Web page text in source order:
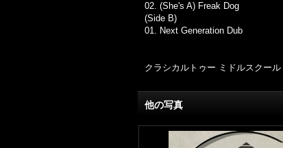
02. (She's A) Freak Dog
(Side B)
01. Next Generation Dub
クラシカルトゥー ミドルスクー
他の写真